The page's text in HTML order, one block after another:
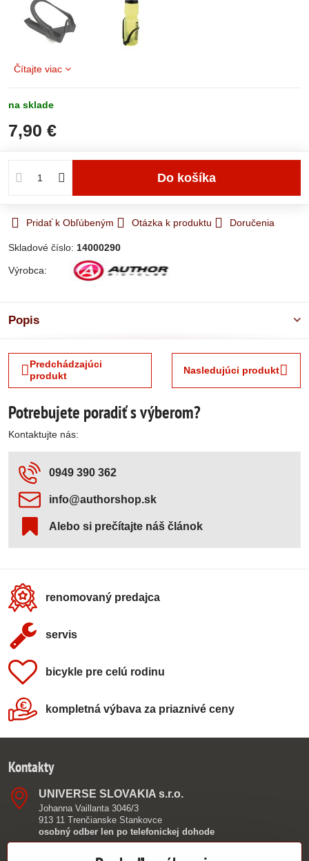
Čítajte viac
na sklade
7,90 €
Do košíka
Pridať k Obľúbeným Otázka k produktu Doručenia
Skladové číslo: 14000290
Výrobca:
Popis
Predchádzajúci
produkt
Nasledujúci produkt
Potrebujete poradiť s výberom?
Kontaktujte nás:
0949 390 362
info​@authorshop​.sk
Alebo si prečítajte náš článok
renomovaný predajca
servis
bicykle pre celú rodinu
kompletná výbava za priaznivé ceny
Kontakty
UNIVERSE SLOVAKIA s​.r​.o​.
Johanna Vaillanta 3046/3
913 11 Trenčianske Stankovce
osobný odber len po telefonickej dohode
0949 390 362